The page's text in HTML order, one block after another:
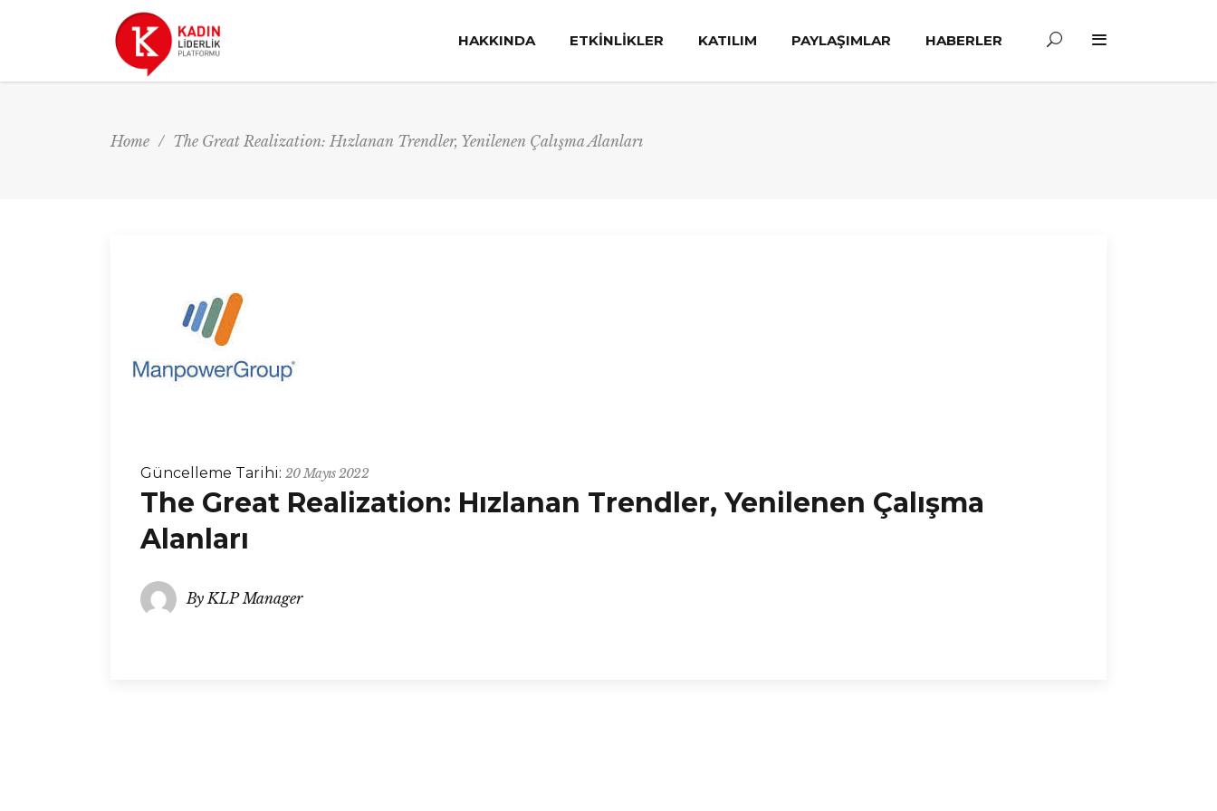
HAKKINDA ETKİNLİKLER KATILIM PAYLAŞIMLAR HABERLER
Home / The Great Realization: Hızlanan Trendler, Yenilenen Çalışma Alanları
Güncelleme Tarihi: 20 Mayıs 2022
The Great Realization: Hızlanan Trendler, Yenilenen Çalışma
Alanları
By KLP Manager